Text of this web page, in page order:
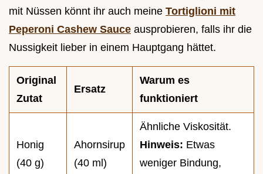
mit Nüssen könnt ihr auch meine Tortiglioni mit
Peperoni Cashew Sauce ausprobieren, falls ihr die
Nussigkeit lieber in einem Hauptgang hättet.
Original
Zutat
Ersatz
Warum es
funktioniert
Honig
(40 g)
Ahornsirup
(40 ml)
Ähnliche Viskosität.
Hinweis: Etwas
weniger Bindung,